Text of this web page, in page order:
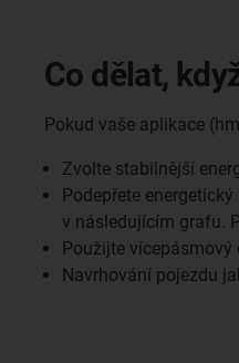
Co dělat,
Pokud vaše aplikace
Zvolte stabilnější
Podepřete
v následujícím grafu.
Použijte vícepásmový
Navrhování pojezdu